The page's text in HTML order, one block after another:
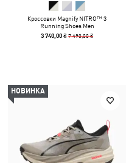
Кроссовки Magnify NITRO™ 3
Running Shoes Men
3 740,00 ₴7 490,00 ₴
НОВИНКА